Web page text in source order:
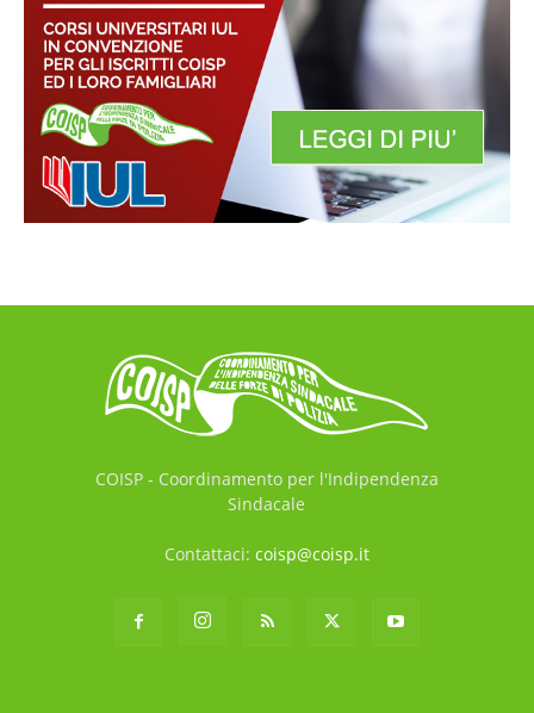
COISP - Coordinamento per l'Indipendenza
Sindacale
Contattaci: coisp@coisp.it